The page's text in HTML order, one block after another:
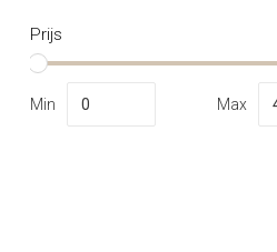
Prijs
Min Max